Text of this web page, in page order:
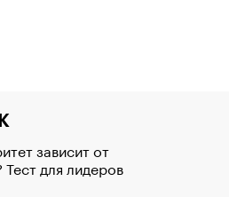
зависит от
для лидеров